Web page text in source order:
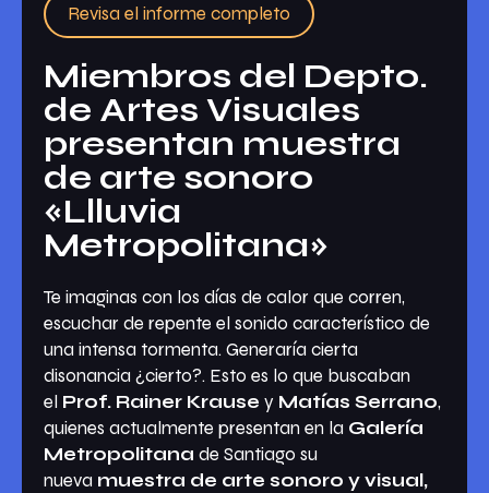
Revisa el informe completo
Miembros del Depto.
de Artes Visuales
presentan muestra
de arte sonoro
«Llluvia
Metropolitana»
Te imaginas con los días de calor que corren,
escuchar de repente el sonido característico de
una intensa tormenta. Generaría cierta
disonancia ¿cierto?. Esto es lo que buscaban
el Prof. Rainer Krause y Matías Serrano,
quienes actualmente presentan en la Galería
Metropolitana de Santiago su
nueva muestra de arte sonoro y visual,